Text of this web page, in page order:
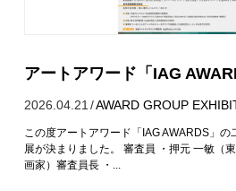
アートアワード「IAG
2026.04.21 /AWARD GROUP
この度アートアワード「IAG AWARDS」
展が決まりました。 審査員 ・押元 一敏（
画家）審査員長 ・...